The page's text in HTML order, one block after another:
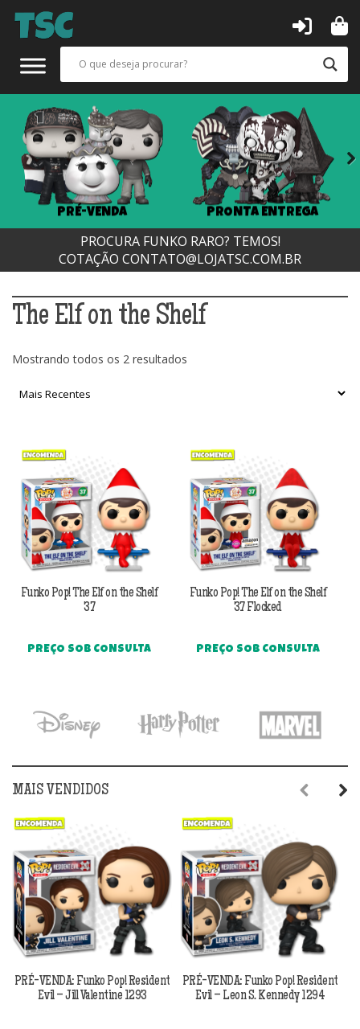
PRÉ-VENDA PRONTA ENTREGA
Next
PROCURA FUNKO RARO? TEMOS!
COTAÇÃO CONTATO@LOJATSC.COM.BR
The Elf on the Shelf
Mostrando todos os 2 resultados
Funko Pop! The Elf on the Shelf
37
PREÇO SOB CONSULTA
Funko Pop! The Elf on the Shelf
37 Flocked
PREÇO SOB CONSULTA
MAIS VENDIDOS
PRÉ-VENDA: Funko Pop! Resident
Evil – Jill Valentine 1293
PRÉ-VENDA: Funko Pop! Resident
Evil – Leon S. Kennedy 1294